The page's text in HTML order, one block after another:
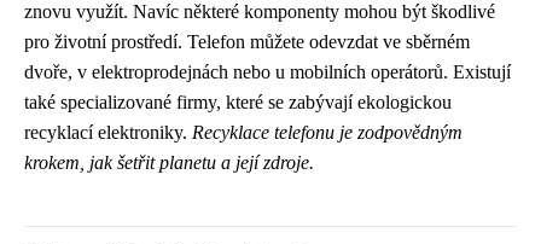
znovu využít. Navíc některé komponenty mohou být škodlivé
pro životní prostředí. Telefon můžete odevzdat ve sběrném
dvoře, v elektroprodejnách nebo u mobilních operátorů. Existují
také specializované firmy, které se zabývají ekologickou
recyklací elektroniky. Recyklace telefonu je zodpovědným
krokem, jak šetřit planetu a její zdroje.